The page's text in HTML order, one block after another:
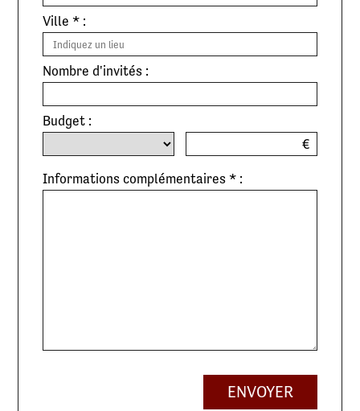
Ville * :
Nombre d'invités :
Budget :
€
Informations complémentaires * :
ENVOYER